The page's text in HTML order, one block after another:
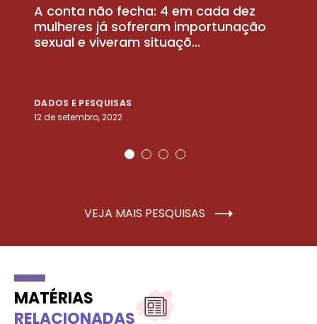
A conta não fecha: 4 em cada dez
mulheres já sofreram importunação
sexual e viveram situaçõ...
DADOS E PESQUISAS
12 de setembro, 2022
VEJA MAIS PESQUISAS
MATÉRIAS
RELACIONADAS